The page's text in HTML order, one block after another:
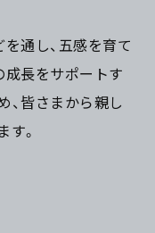
通し、五感を育て
成長をサポートす
、皆さまから親し
。